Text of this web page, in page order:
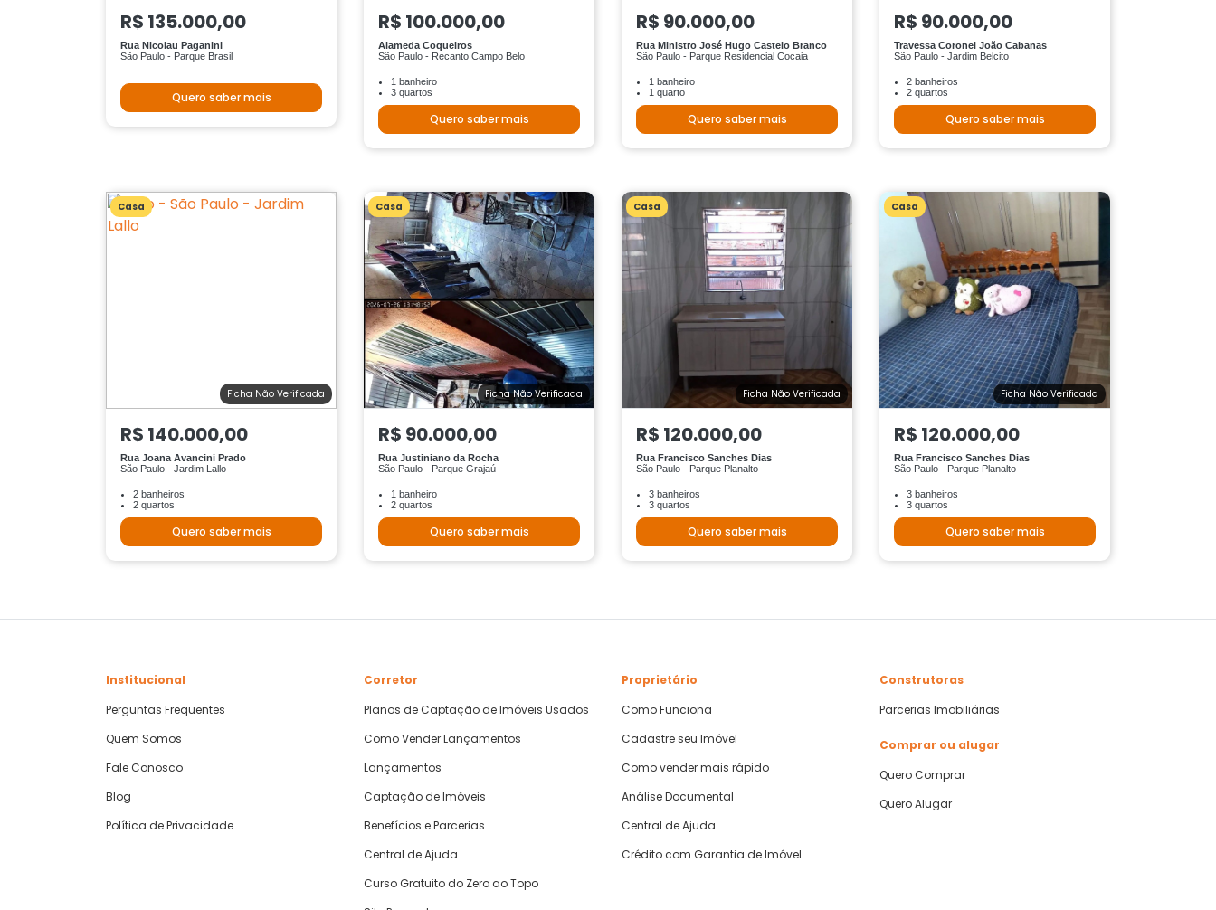
R$ 135.000,00
Rua Nicolau Paganini
São Paulo - Parque Brasil
Quero saber mais
R$ 100.000,00
Alameda Coqueiros
São Paulo - Recanto Campo Belo
1 banheiro
3 quartos
Quero saber mais
R$ 90.000,00
Rua Ministro José Hugo Castelo Branco
São Paulo - Parque Residencial Cocaia
1 banheiro
1 quarto
Quero saber mais
R$ 90.000,00
Travessa Coronel João Cabanas
São Paulo - Jardim Belcito
2 banheiros
2 quartos
Quero saber mais
Casa
Ficha Não Verificada
R$ 140.000,00
Rua Joana Avancini Prado
São Paulo - Jardim Lallo
2 banheiros
2 quartos
Quero saber mais
Casa
Ficha Não Verificada
R$ 90.000,00
Rua Justiniano da Rocha
São Paulo - Parque Grajaú
1 banheiro
2 quartos
Quero saber mais
Casa
Ficha Não Verificada
R$ 120.000,00
Rua Francisco Sanches Dias
São Paulo - Parque Planalto
3 banheiros
3 quartos
Quero saber mais
Casa
Ficha Não Verificada
R$ 120.000,00
Rua Francisco Sanches Dias
São Paulo - Parque Planalto
3 banheiros
3 quartos
Quero saber mais
Institucional
Perguntas Frequentes
Quem Somos
Fale Conosco
Blog
Política de Privacidade
Corretor
Planos de Captação de Imóveis Usados
Como Vender Lançamentos
Lançamentos
Captação de Imóveis
Benefícios e Parcerias
Central de Ajuda
Curso Gratuito do Zero ao Topo
Proprietário
Como Funciona
Cadastre seu Imóvel
Como vender mais rápido
Análise Documental
Central de Ajuda
Crédito com Garantia de Imóvel
Construtoras
Parcerias Imobiliárias
Comprar ou alugar
Quero Comprar
Quero Alugar